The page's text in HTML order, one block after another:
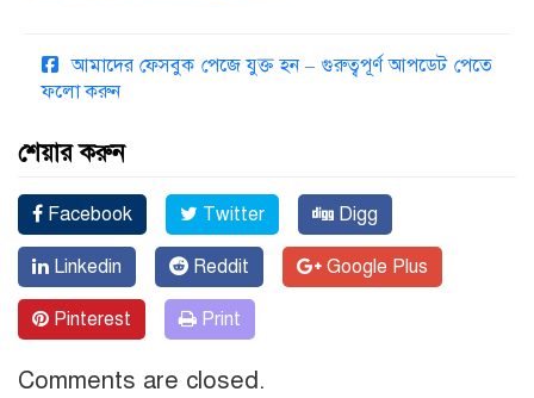
আমাদের ফেসবুক পেজে যুক্ত হন – গুরুত্বপূর্ণ আপডেট পেতে
ফলো করুন
শেয়ার করুন
Facebook Twitter Digg
Linkedin Reddit Google Plus
Pinterest Print
Comments are closed.